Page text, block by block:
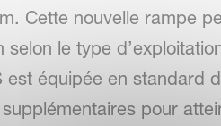
Cette nouvelle rampe
le type
équipée en standard
pour